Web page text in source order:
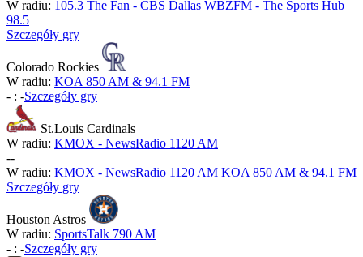
W radiu: 105.3 The Fan - CBS Dallas WBZFM - The Sports Hub
98.5
Szczegóły gry
Colorado Rockies
W radiu: KOA 850 AM & 94.1 FM
- : -Szczegóły gry
St.Louis Cardinals
W radiu: KMOX - NewsRadio 1120 AM
--
W radiu: KMOX - NewsRadio 1120 AM KOA 850 AM & 94.1 FM
Szczegóły gry
Houston Astros
W radiu: SportsTalk 790 AM
- : -Szczegóły gry